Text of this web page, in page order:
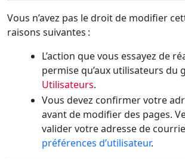
Vous n’avez pas le droit de modifier
raisons suivantes :
L’action que vous essayez de
permise qu’aux utilisateurs du
Utilisateurs.
Vous devez confirmer votre
avant de modifier des pages.
valider votre adresse de
préférences d’utilisateur.